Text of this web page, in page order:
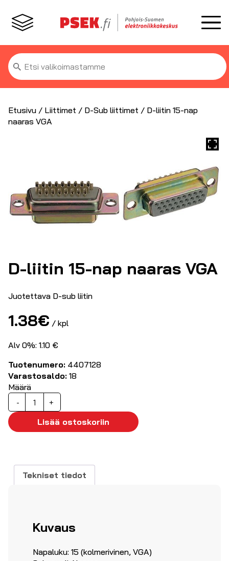
Etsi:
Etusivu / Liittimet / D-Sub liittimet / D-liitin 15-nap
naaras VGA
D-liitin 15-nap naaras VGA
Juotettava D-sub liitin
1.38€ / kpl
Alv 0%: 1.10 €
Tuotenumero: 4407128
Varastosaldo: 18
Määrä
-
D-
liitin
nap
määrä
+
Lisää ostoskoriin
Tekniset tiedot
Kuvaus
Napaluku: 15 (kolmerivinen, VGA)